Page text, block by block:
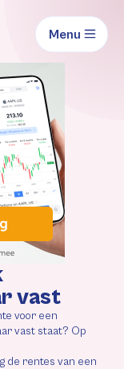
Menu
vast
voor een
vast staat? Op
de rentes van een